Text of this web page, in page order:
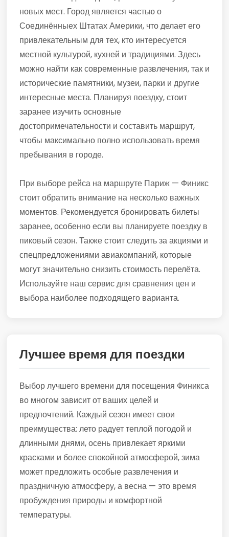
новых мест. Город является частью о
Соединённыех Штатах Америки, что делает его
привлекательным для тех, кто интересуется
местной культурой, кухней и традициями. Здесь
можно найти как современные развлечения, так и
исторические памятники, музеи, парки и другие
интересные места. Планируя поездку, стоит
заранее изучить основные
достопримечательности и составить маршрут,
чтобы максимально полно использовать время
пребывания в городе.
При выборе рейса на маршруте Париж — Финикс
стоит обратить внимание на несколько важных
моментов. Рекомендуется бронировать билеты
заранее, особенно если вы планируете поездку в
пиковый сезон. Также стоит следить за акциями и
спецпредложениями авиакомпаний, которые
могут значительно снизить стоимость перелёта.
Используйте наш сервис для сравнения цен и
выбора наиболее подходящего варианта.
Лучшее время для поездки
Выбор лучшего времени для посещения Финикса
во многом зависит от ваших целей и
предпочтений. Каждый сезон имеет свои
преимущества: лето радует теплой погодой и
длинными днями, осень привлекает яркими
красками и более спокойной атмосферой, зима
может предложить особые развлечения и
праздничную атмосферу, а весна — это время
пробуждения природы и комфортной
температуры.